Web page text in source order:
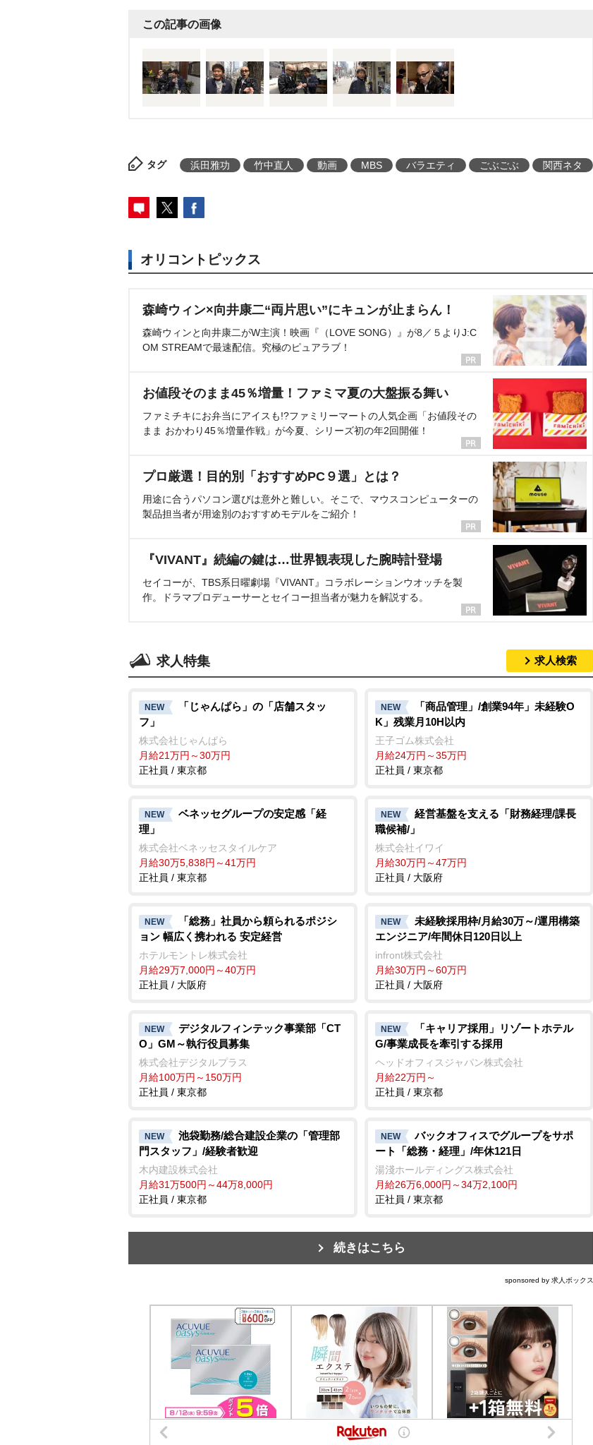
この記事の画像
タグ 浜田雅功 竹中直人 動画 MBS バラエティ ごぶごぶ 関西ネタ
オリコントピックス
森崎ウィン×向井康二“両片思い”にキュンが止まらん！
森崎ウィンと向井康二がW主演！映画『（LOVE SONG）』が8／５よりJ:C
OM STREAMで最速配信。究極のピュアラブ！
お値段そのまま45％増量！ファミマ夏の大盤振る舞い
ファミチキにお弁当にアイスも!?ファミリーマートの人気企画「お値段その
まま おかわり45％増量作戦」が今夏、シリーズ初の年2回開催！
プロ厳選！目的別「おすすめPC９選」とは？
用途に合うパソコン選びは意外と難しい。そこで、マウスコンピューターの
製品担当者が用途別のおすすめモデルをご紹介！
『VIVANT』続編の鍵は…世界観表現した腕時計登場
セイコーが、TBS系日曜劇場『VIVANT』コラボレーションウオッチを製
作。ドラマプロデューサーとセイコー担当者が魅力を解説する。
求人特集 求人検索
NEW
「じゃんぱら」の「店舗スタッ
フ」
株式会社じゃんぱら
月給21万円～30万円
正社員 / 東京都
NEW
「商品管理」/創業94年」未経験O
K」残業月10H以内
王子ゴム株式会社
月給24万円～35万円
正社員 / 東京都
NEW
ベネッセグループの安定感「経
理」
株式会社ベネッセスタイルケア
月給30万5,838円～41万円
正社員 / 東京都
NEW
経営基盤を支える「財務経理/課長
職候補/」
株式会社イワイ
月給30万円～47万円
正社員 / 大阪府
NEW
「総務」社員から頼られるポジシ
ョン 幅広く携われる 安定経営
ホテルモントレ株式会社
月給29万7,000円～40万円
正社員 / 大阪府
NEW
未経験採用枠/月給30万～/運用構築
エンジニア/年間休日120日以上
infront株式会社
月給30万円～60万円
正社員 / 大阪府
NEW
デジタルフィンテック事業部「CT
O」GM～執行役員募集
株式会社デジタルプラス
月給100万円～150万円
正社員 / 東京都
NEW
「キャリア採用」リゾートホテル
G/事業成長を牽引する採用
ヘッドオフィスジャパン株式会社
月給22万円～
正社員 / 東京都
NEW
池袋勤務/総合建設企業の「管理部
門スタッフ」/経験者歓迎
木内建設株式会社
月給31万500円～44万8,000円
正社員 / 東京都
NEW
バックオフィスでグループをサポ
ート「総務・経理」/年休121日
湯淺ホールディングス株式会社
月給26万6,000円～34万2,100円
正社員 / 東京都
続きはこちら
sponsored by 求人ボックス